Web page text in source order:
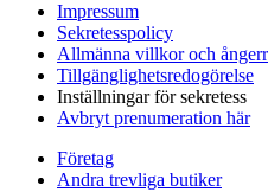
Impressum
Sekretesspolicy
Allmänna villkor och
Tillgänglighetsredogörelse
Inställningar för sekretess
Avbryt prenumeration här
Företag
Andra trevliga butiker